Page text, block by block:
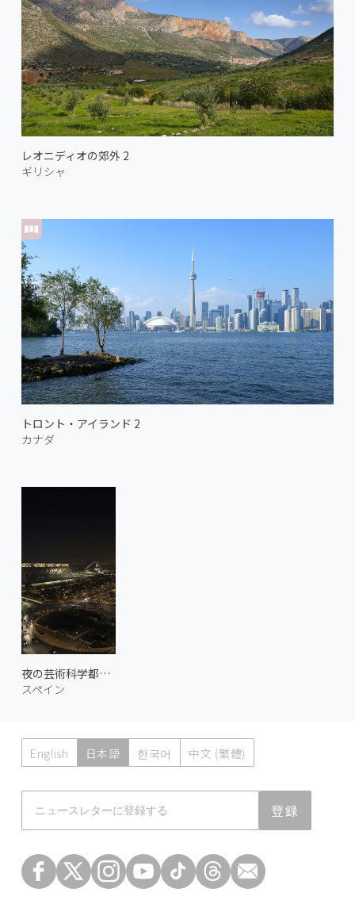
レオニディオの郊外 2
ギリシャ
トロント・アイランド 2
カナダ
夜の芸術科学都市 2
スペイン
English 日本語 한국어 中文 (繁體)
Atmoph News
登録